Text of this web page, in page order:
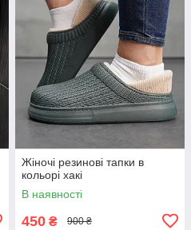
Жіночі резинові тапки в
кольорі хакі
В наявності
450 ₴ 900 ₴